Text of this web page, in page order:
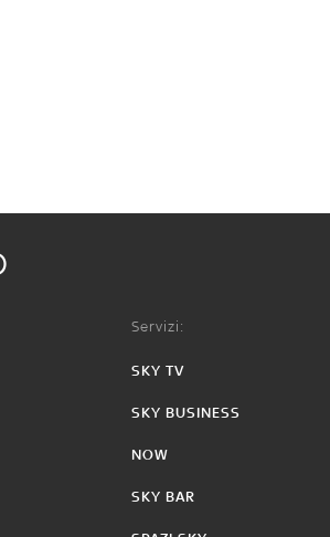
Servizi:
SKY TV
SKY BUSINESS
NOW
SKY BAR